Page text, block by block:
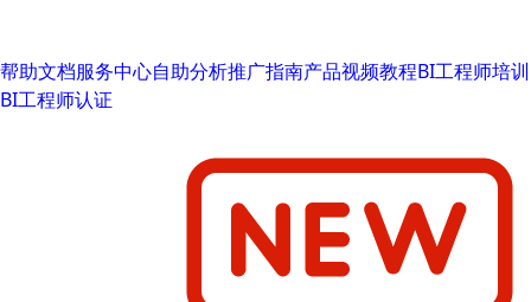
帮助文档服务中心自助分析推广指南产品视频教程BI工程师培训
BI工程师认证